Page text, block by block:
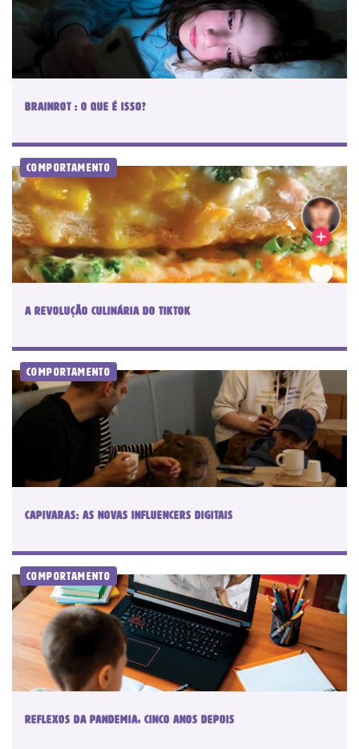
BRAINROT : O QUE É ISSO?
Comportamento
A REVOLUÇÃO CULINÁRIA DO TIKTOK
Comportamento
CAPIVARAS: AS NOVAS INFLUENCERS DIGITAIS
Comportamento
REFLEXOS DA PANDEMIA, CINCO ANOS DEPOIS
gratuitos!
Assine e tenha acesso ilimitado aos conteúdos Planeta
Recomendado
Jornal
Impresso +
Portal +
Plataforma
Plano anual:
Jornal
Impresso +
Digital
10x R$ 24,00
Plano anual: R$ 180.00 ou 10x R$
18,00
Assinar Planeta Notícia
Já é assinante?Faça seu login
É um professor ou uma escola?Clique aqui